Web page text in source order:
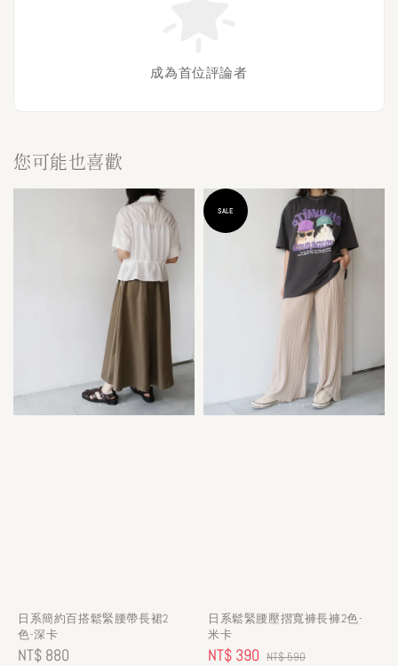
成為首位評論者
您可能也喜歡
日系簡約百搭鬆緊腰帶長裙2
色-深卡
Regular
NT$ 880
SALE
日系鬆緊腰壓摺寬褲長褲2色-
米卡
Sale
NT$ 390 Regular
NT$ 590